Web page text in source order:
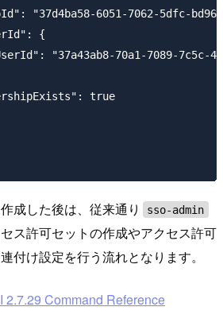
"37d4ba58-6051-7062-5dfc-
{
"37a43ab8-70a1-7089-7c5c-
true
成した後は、従来通り sso-admin
ス許可セットの作成やアクセス許可
付け設定を行う流れとなります。
Command Reference